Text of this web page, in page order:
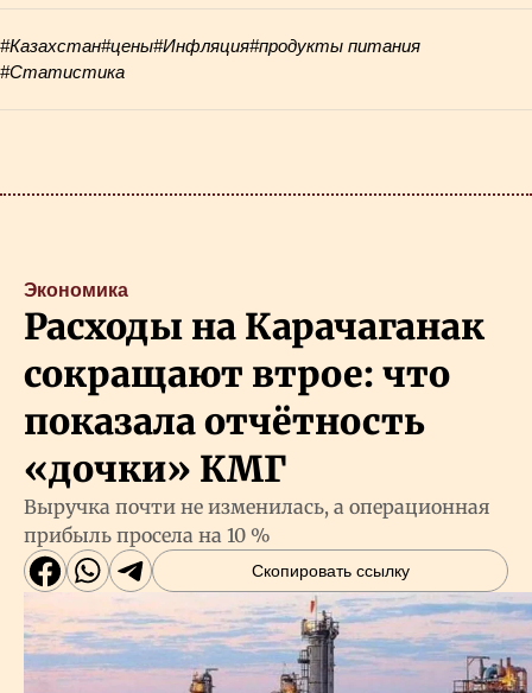
#Казахстан#цены#Инфляция#продукты питания
#Статистика
Экономика
Расходы на Карачаганак
сокращают втрое: что
показала отчётность
«дочки» КМГ
Выручка почти не изменилась, а операционная
прибыль просела на 10 %
Скопировать ссылку